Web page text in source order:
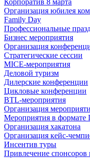
Корпоратив 8 марта
Организация юбилея
Family Day
Профессиональные
Бизнес мероприятия
Организация
Стратегические сессии
MICE-мероприятия
Деловой туризм
Дилерские конференции
Цикловые конференции
BTL-мероприятия
Организация
Мероприятия в формате
Организация хакатона
Организация кейс-
Инсентив туры
Привлечение